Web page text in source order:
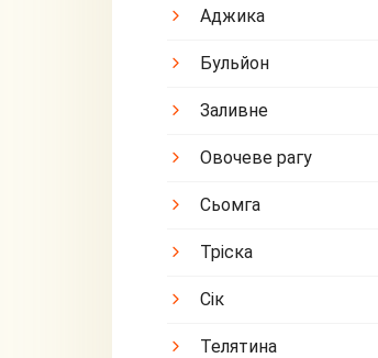
Аджика
Бульйон
Заливне
Овочеве рагу
Сьомга
Тріска
Сік
Телятина